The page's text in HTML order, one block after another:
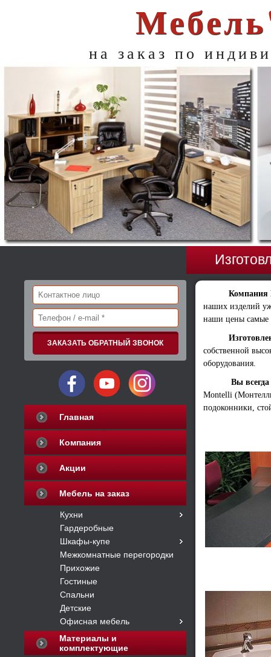
на заказ по
Главная
Компания
Акции
Мебель на заказ
Кухни
Гардеробные
Шкафы-купе
Межкомнатные перегородки
Прихожие
Гостиные
Спальни
Детские
Офисная мебель
Материалы и
комплектующие
Компания
наших изделий
наши цены самые
собственной
оборудования.
Вы
Montelli
подоконники,